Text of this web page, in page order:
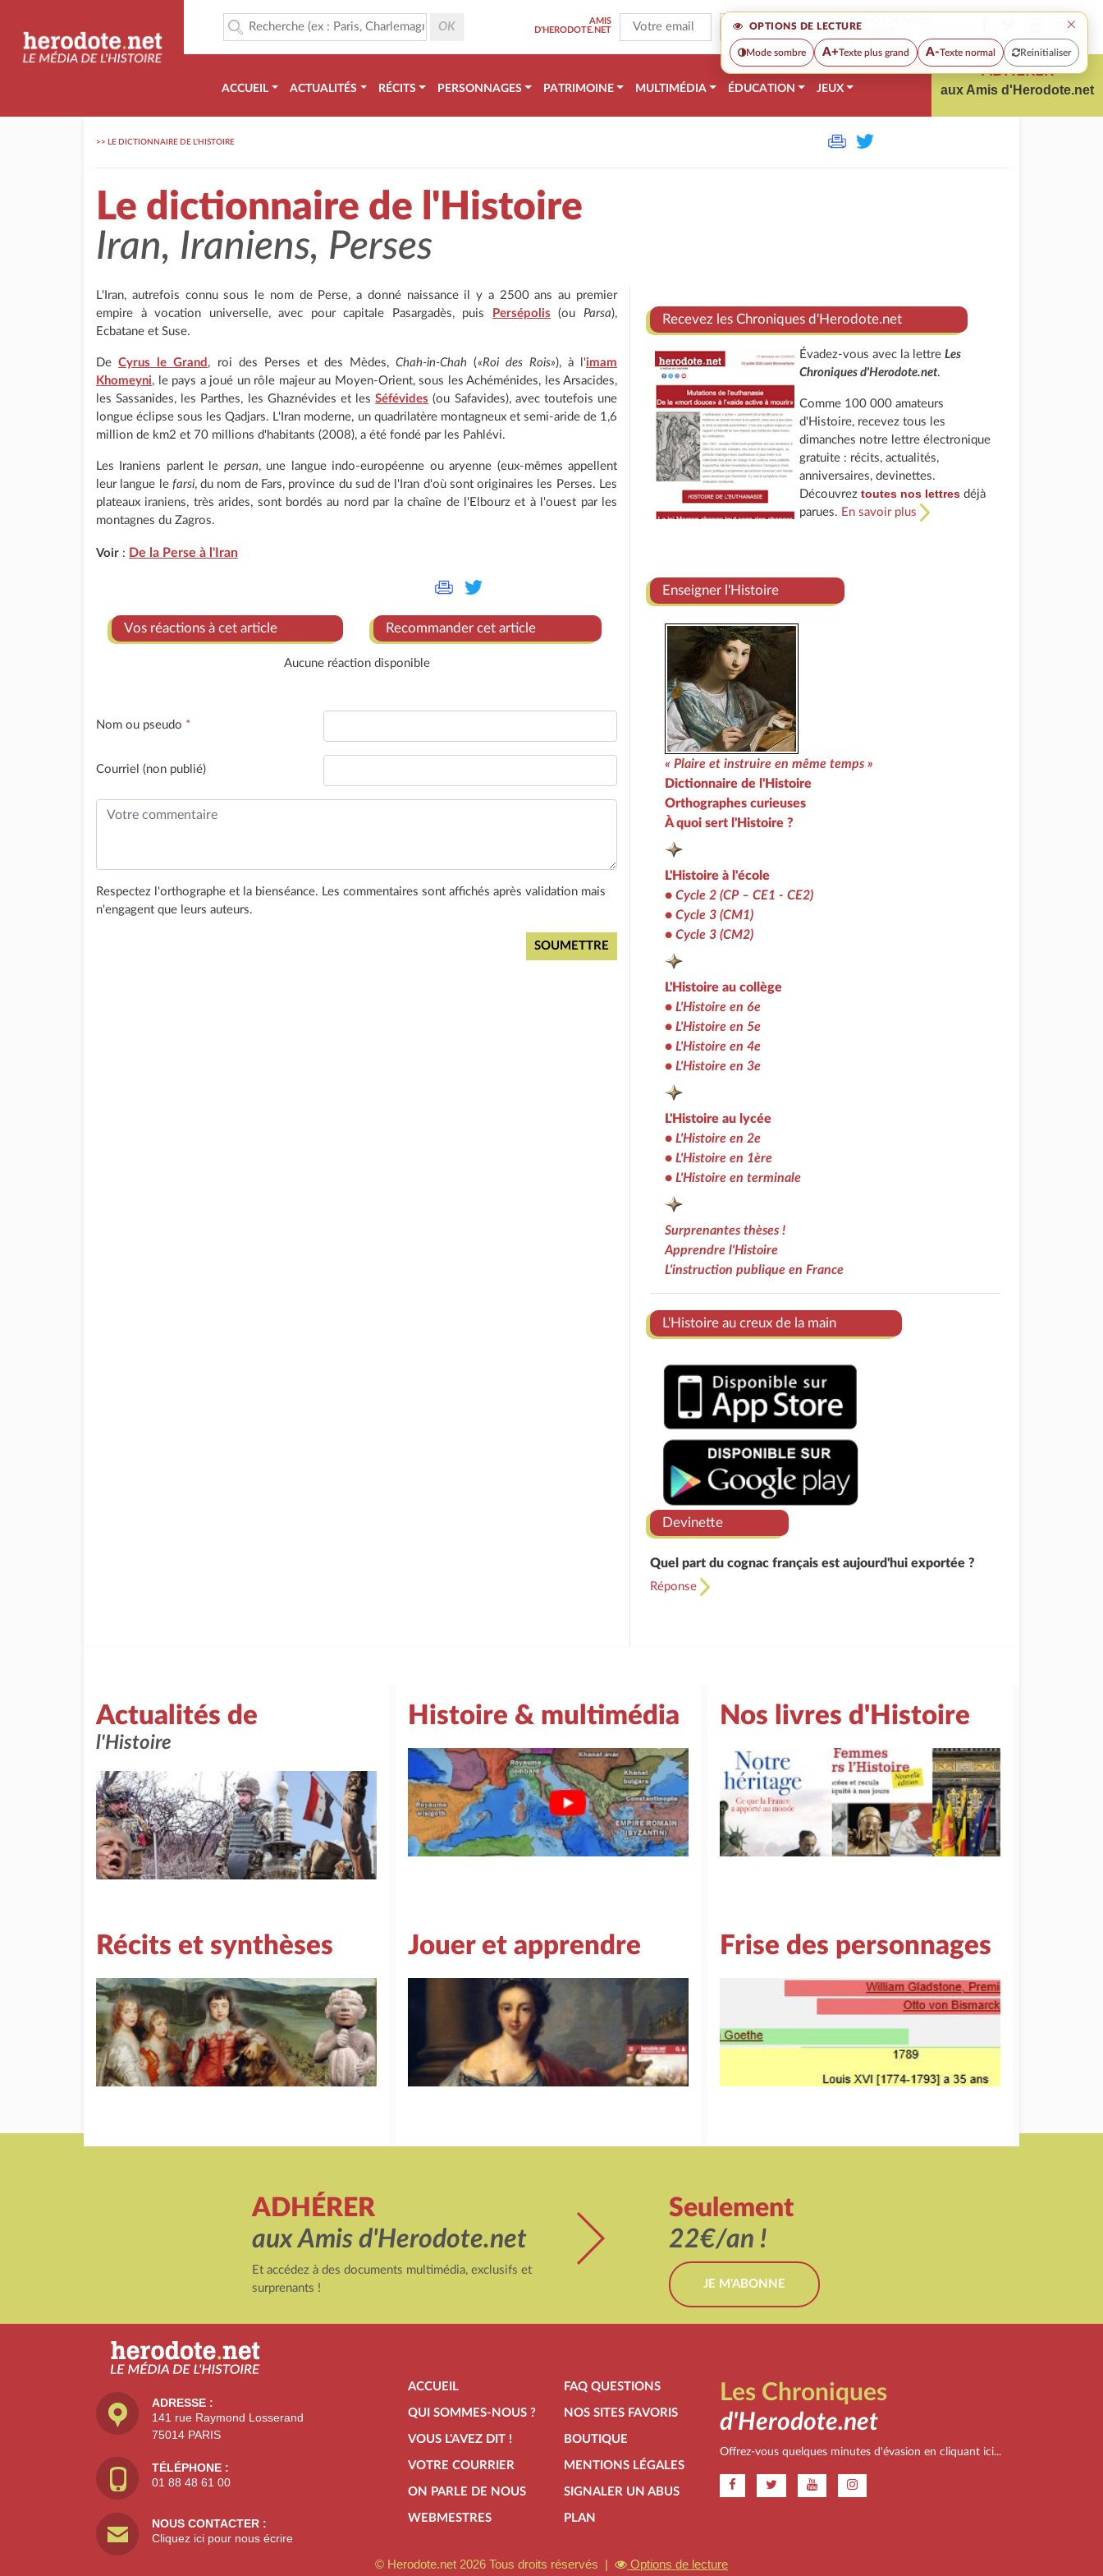
OPTIONS DE LECTURE ×
Mode sombre A+Texte plus grand A-Texte normal Reinitialiser
AMIS
D'HERODOTE.NET
ACCUEIL ACTUALITÉS RÉCITS PERSONNAGES PATRIMOINE MULTIMÉDIA ÉDUCATION JEUX
ADHÉRER
aux Amis d'Herodote.net
>> LE DICTIONNAIRE DE L'HISTOIRE
Le dictionnaire de l'Histoire
Iran, Iraniens, Perses
L'Iran, autrefois connu sous le nom de Perse, a donné naissance il y a 2500 ans au premier
empire à vocation universelle, avec pour capitale Pasargadès, puis
Persépolis (ouParsa),
Ecbatane et Suse.
DeCyrus le Grand , roi des Perses et des Mèdes,Chah-in-Chah («Roi des Rois»), à l'imam
Khomeyni, le pays a joué un rôle majeur au Moyen-Orient, sous les Achéménides, les Arsacides,
les Sassanides, les Parthes, les Ghaznévides et lesSéfévides (ou Safavides), avec toutefois une
longue éclipse sous les Qadjars. L'Iran moderne, un quadrilatère montagneux et semi-aride de 1,6
million de km2 et 70 millions d'habitants (2008), a été fondé par les Pahlévi.
Les Iraniens parlent le persan, une langue indo-européenne ou aryenne (eux-mêmes appellent
leur langue le farsi, du nom de Fars, province du sud de l'Iran d'où sont originaires les Perses. Les
plateaux iraniens, très arides, sont bordés au nord par la chaîne de l'Elbourz et à l'ouest par les
montagnes du Zagros.
Voir : De la Perse à l'Iran
Vos réactions à cet article Recommander cet article
Aucune réaction disponible
Nom ou pseudo *
Courriel (non publié)
Respectez l'orthographe et la bienséance. Les commentaires sont affichés après validation mais
n'engagent que leurs auteurs.
Recevez les Chroniques d'Herodote.net
Évadez-vous avec la lettreLes
Chroniques d'Herodote.net.
Comme 100 000 amateurs
d'Histoire, recevez tous les
dimanches notre lettre électronique
gratuite : récits, actualités,
anniversaires, devinettes.
Découvreztoutes nos lettres déjà
parues. En savoir plus
Enseigner l'Histoire
« Plaire et instruire en même temps »
Dictionnaire de l'Histoire
Orthographes curieuses
À quoi sert l'Histoire ?
L'Histoire à l'école
• Cycle 2 (CP – CE1 - CE2)
• Cycle 3 (CM1)
• Cycle 3 (CM2)
L'Histoire au collège
• L'Histoire en 6e
• L'Histoire en 5e
• L'Histoire en 4e
• L'Histoire en 3e
L'Histoire au lycée
• L'Histoire en 2e
• L'Histoire en 1ère
• L'Histoire en terminale
Surprenantes thèses !
Apprendre l'Histoire
L'instruction publique en France
L'Histoire au creux de la main
Devinette
Quel part du cognac français est aujourd'hui exportée ?
Réponse
Actualités de
l'Histoire
Histoire & multimédia Nos livres d'Histoire
Récits et synthèses Jouer et apprendre Frise des personnages
ADHÉRER
aux Amis d'Herodote.net
Et accédez à des documents multimédia, exclusifs et
surprenants !
Seulement
22€/an !
JE M'ABONNE
ADRESSE :
141 rue Raymond Losserand
75014 PARIS
TÉLÉPHONE :
01 88 48 61 00
NOUS CONTACTER :
Cliquez ici pour nous écrire
ACCUEIL
QUI SOMMES-NOUS ?
VOUS L'AVEZ DIT !
VOTRE COURRIER
ON PARLE DE NOUS
WEBMESTRES
FAQ QUESTIONS
NOS SITES FAVORIS
BOUTIQUE
MENTIONS LÉGALES
SIGNALER UN ABUS
PLAN
Les Chroniques
d'Herodote.net
Offrez-vous quelques minutes d'évasion en cliquant ici...
© Herodote.net 2026 Tous droits réservés | Options de lecture